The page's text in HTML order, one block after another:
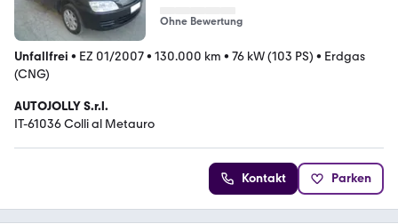
Ohne Bewertung
Unfallfrei • EZ 01/2007• 130.000 km • 76 kW (103 PS) • Erdgas
(CNG)
AUTOJOLLY S.r.l.
IT-61036 Colli al Metauro
Kontakt Parken